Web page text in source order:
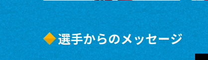
選手からのメッセージ